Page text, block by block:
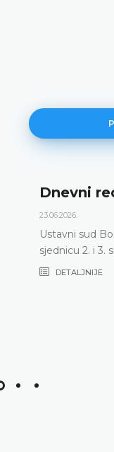
Dnevni
23.06.2026.
Ustavni sud
sjednicu 2. i 3.
DETALJNIJE